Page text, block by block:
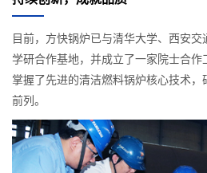
目前，方快锅炉已与清华大学、西安
学研合作基地，并成立了一家院士合作
掌握了先进的清洁燃料锅炉核心技术，
前列。